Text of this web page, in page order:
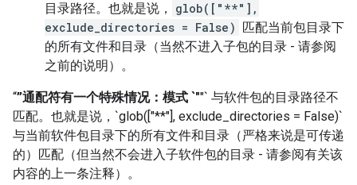
目录路径。也就是说，
glob(["**"],
exclude_directories = False) 匹配当前包目录下
的所有文件和目录（当然不进入子包的目录 - 请参阅
之前的说明）。
“”通配符有一个特殊情况：模式 `""` 与软件包的目录路径不
匹配。也就是说，`glob(["**"], exclude_directories = False)`
与当前软件包目录下的所有文件和目录（严格来说是可传递
的）匹配（但当然不会进入子软件包的目录 - 请参阅有关该
内容的上一条注释）。